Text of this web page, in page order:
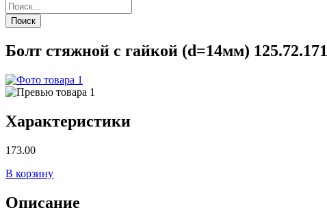
Поиск
Болт стяжной с гайкой (d=14мм) 125.72.171
Характеристики
173.00
В корзину
Описание